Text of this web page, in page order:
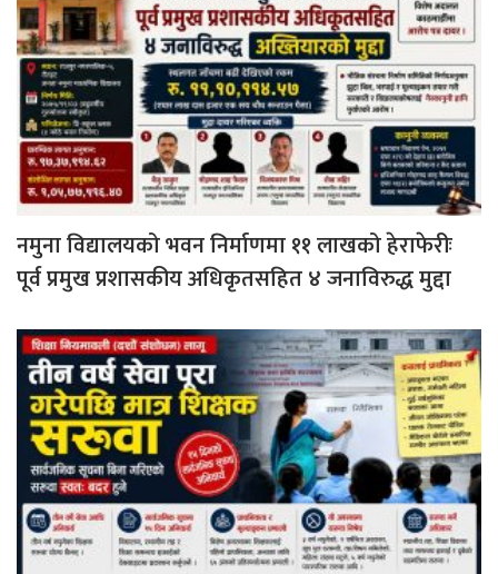
नमुना विद्यालयको भवन निर्माणमा ११ लाखको हेराफेरीः
पूर्व प्रमुख प्रशासकीय अधिकृतसहित ४ जनाविरुद्ध मुद्दा